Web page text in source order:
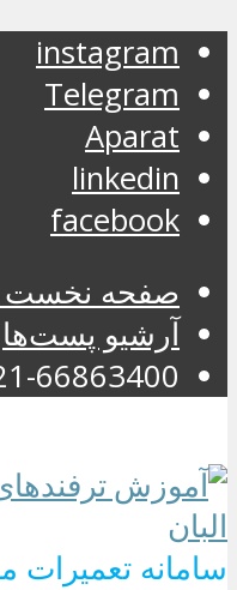
instagram
Telegram
Aparat
linkedin
facebook
صفحه نخست
آرشیو پست‌ها
66863400
سامانه تعمیرات